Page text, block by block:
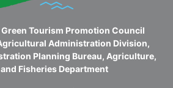
Tourism Promotion Council
Administration Division,
Planning Bureau, Agriculture,
Fisheries Department